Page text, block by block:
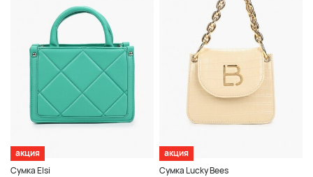
акция
Сумка Elsi
акция
Сумка Lucky Bees